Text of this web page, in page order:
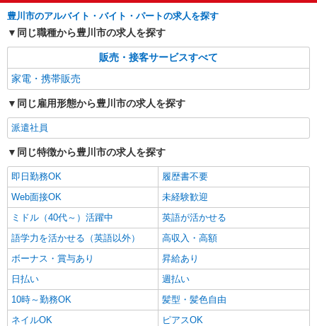
豊川市のアルバイト・バイト・パートの求人を探す
同じ職種から豊川市の求人を探す
販売・接客サービスすべて
家電・携帯販売
同じ雇用形態から豊川市の求人を探す
派遣社員
同じ特徴から豊川市の求人を探す
即日勤務OK
履歴書不要
Web面接OK
未経験歓迎
ミドル（40代～）活躍中
英語が活かせる
語学力を活かせる（英語以外）
高収入・高額
ボーナス・賞与あり
昇給あり
日払い
週払い
10時～勤務OK
髪型・髪色自由
ネイルOK
ピアスOK